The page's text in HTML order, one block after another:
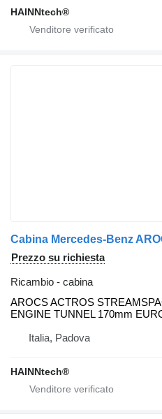
HAINNtech®
Prezzo su richiesta
Ricambio - cabina
AROCS ACTROS
ENGINE TUNNEL 170mm
Italia, Padova
HAINNtech®